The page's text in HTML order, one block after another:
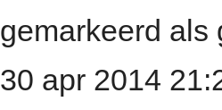
gemarkeerd als
30 apr 2014